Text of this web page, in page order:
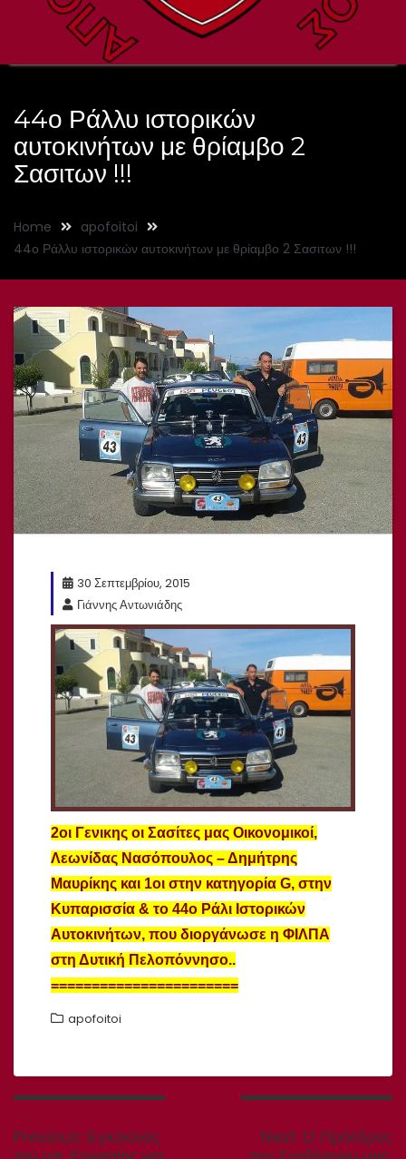
44ο Ράλλυ ιστορικών
αυτοκινήτων με θρίαμβο 2
Σασιτων !!!
Home
apofoitoi
44ο Ράλλυ ιστορικών αυτοκινήτων με θρίαμβο 2 Σασιτων !!!
30 Σεπτεμβρίου, 2015
Γιάννης Αντωνιάδης
2οι Γενικης οι Σασίτες μας Οικονομικοί,
Λεωνίδας Νασόπουλος – Δημήτρης
Μαυρίκης και 1οι στην κατηγορία G, στην
Κυπαρισσία & το 44ο Ράλι Ιστορικών
Αυτοκινήτων, που διοργάνωσε η ΦΙΛΠΑ
στη Δυτική Πελοπόννησο..
=======================
apofoitoi
Πλοήγηση
Previous: Previous
Εγκύκλιος
Next: Next
Ο Πρόεδρος